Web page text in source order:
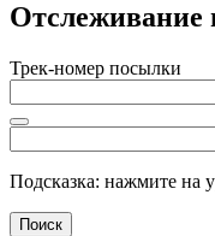
Отслеживание
Трек-номер посылки
Подсказка: нажмите на
Поиск